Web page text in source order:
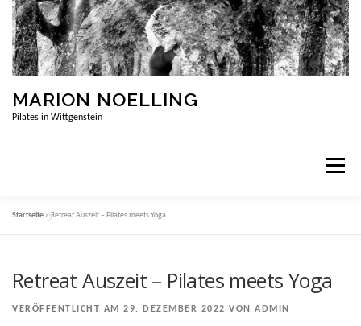
Zum
Inhalt
springen
MARION NOELLING
Pilates in Wittgenstein
Menü
STARTSEITE
WISSENSWERTES
Startseite »Retreat Auszeit – Pilates meets Yoga
Retreat Auszeit – Pilates meets Yoga
VERÖFFENTLICHT AM 29. DEZEMBER 2022 VON ADMIN